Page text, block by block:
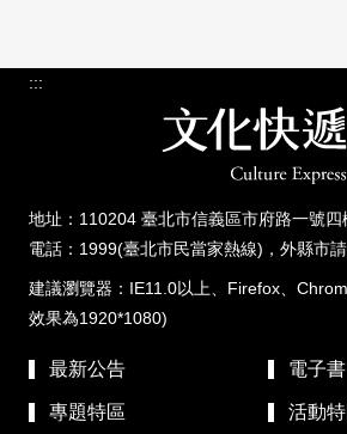
:::
地址：110204 臺北市信義區市府路一號四
電話：1999(臺北市民當家熱線)，外縣市
建議瀏覽器：IE11.0以上、Firefox、
效果為1920*1080)
最新公告 電子書
專題特區 活動